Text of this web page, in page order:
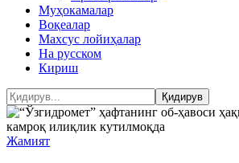
Муҳокамалар
Воқеалар
Махсус лойиҳалар
На русском
Кириш
Жамият